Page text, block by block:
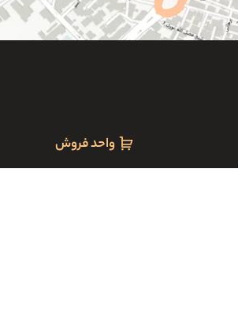
واحد فروش